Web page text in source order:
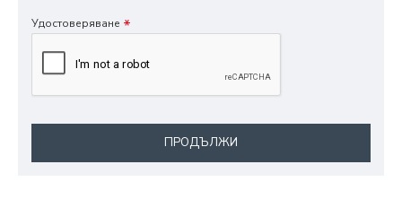
Удостоверяване
ПРОДЪЛЖИ